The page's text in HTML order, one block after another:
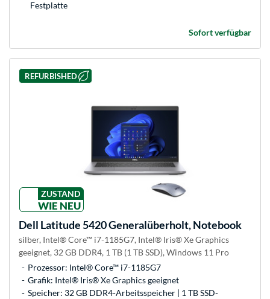
Festplatte
Sofort verfügbar
REFURBISHED
ZUSTAND
WIE NEU
Dell Latitude 5420 Generalüberholt, Notebook
silber, Intel® Core™ i7-1185G7, Intel® Iris® Xe Graphics
geeignet, 32 GB DDR4, 1 TB (1 TB SSD), Windows 11 Pro
Prozessor: Intel® Core™ i7-1185G7
Grafik: Intel® Iris® Xe Graphics geeignet
Speicher: 32 GB DDR4-Arbeitsspeicher | 1 TB SSD-